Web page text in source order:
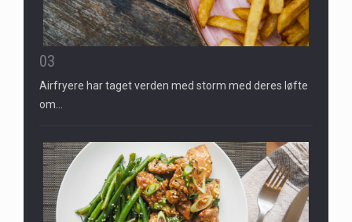
03
Airfryere har taget verden med storm med deres løfte
om…